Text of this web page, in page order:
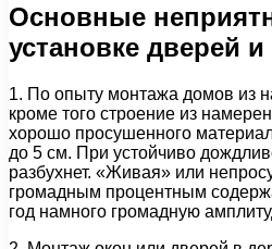
Основные
установке дверей
1. По опыту монтажа домов из
кроме того строение из
хорошо просушенного
до 5 см. При устойчиво
разбухнет. «Живая» или
громадным процентным
год намного громадную